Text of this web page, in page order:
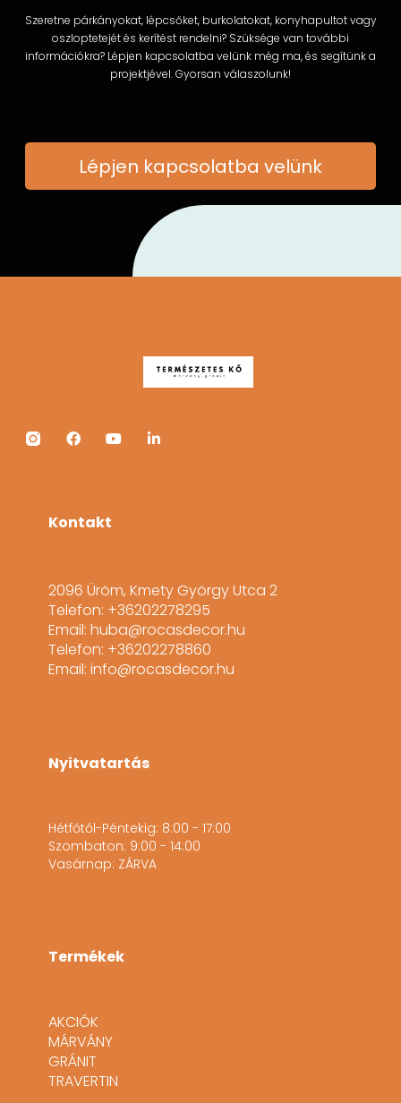
Szeretne párkányokat, lépcsőket, burkolatokat, konyhapultot vagy
oszloptetejét és kerítést rendelni? Szüksége van további
információkra? Lépjen kapcsolatba velünk még ma, és segítünk a
projektjével. Gyorsan válaszolunk!
Lépjen kapcsolatba velünk
Kontakt
2096 Üröm, Kmety György Utca 2
Telefon: +36202278295
Email: huba@rocasdecor.hu
Telefon: +36202278860
Email: info@rocasdecor.hu
Nyitvatartás
Hétfőtől-Péntekig: 8:00 - 17:00
Szombaton: 9:00 - 14:00
Vasárnap: ZÁRVA
Termékek
AKCIÓK
MÁRVÁNY
GRÁNIT
TRAVERTIN